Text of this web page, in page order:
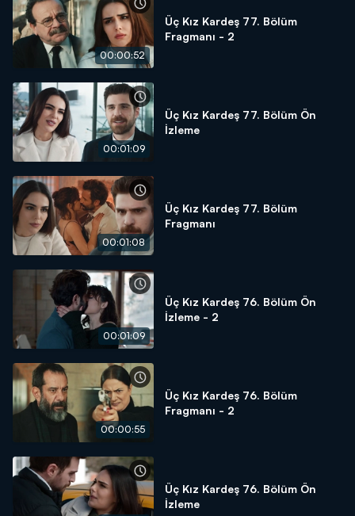
00:00:52
Üç Kız Kardeş 77. Bölüm
Fragmanı - 2
00:01:09
Üç Kız Kardeş 77. Bölüm Ön
İzleme
00:01:08
Üç Kız Kardeş 77. Bölüm
Fragmanı
00:01:09
Üç Kız Kardeş 76. Bölüm Ön
İzleme - 2
00:00:55
Üç Kız Kardeş 76. Bölüm
Fragmanı - 2
Üç Kız Kardeş 76. Bölüm Ön
İzleme